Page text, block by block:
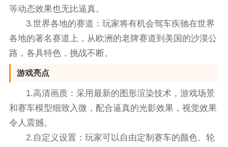
等动态效果也无比逼真。
3.世界各地的赛道：玩家将有机会驾车疾驰在世界
各地的著名赛道上，从欧洲的老牌赛道到美国的沙漠公
路，各具特色，挑战不断。
游戏亮点
1.高清画质：采用最新的图形渲染技术，游戏场景
和赛车模型细致入微，配合逼真的光影效果，视觉效果
令人震撼。
2.自定义设置：玩家可以自由定制赛车的颜色、轮